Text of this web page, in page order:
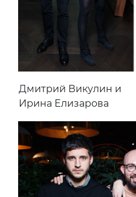
Дмитрий Викулин и
Ирина Елизарова